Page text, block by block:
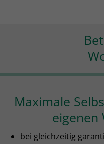
Maximale
eigenen
bei gleichzeitig